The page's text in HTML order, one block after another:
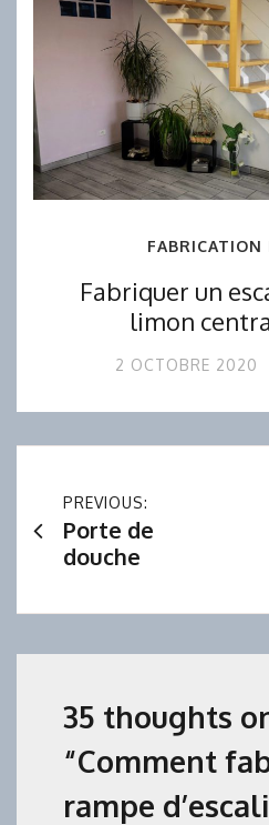
FABRICATION
Fabriquer un
limon
2 OCTOBRE 2020
Navigation
de
PREVIOUS:
Porte de
douche
35 thoughts
“Comment
rampe